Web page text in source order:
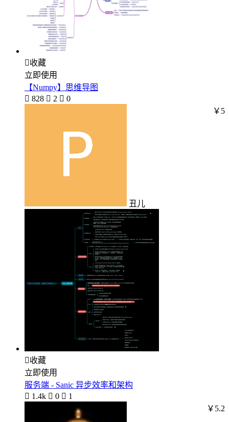
收藏
立即使用
【Numpy】思维导图
 828  2  0
丑儿
￥5
收藏
立即使用
服务端 - Sanic 异步效率和架构
 1.4k  0  1
￥5.2